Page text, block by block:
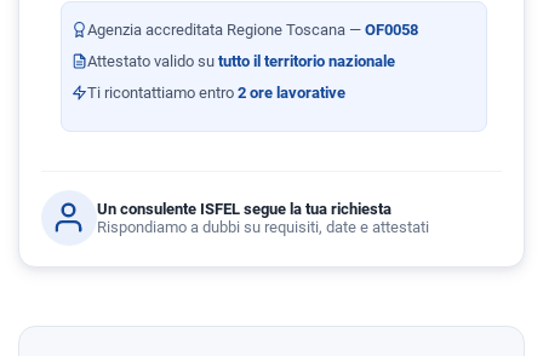
Agenzia accreditata Regione Toscana — OF0058
Attestato valido su tutto il territorio nazionale
Ti ricontattiamo entro 2 ore lavorative
Un consulente ISFEL segue la tua richiesta
Rispondiamo a dubbi su requisiti, date e attestati